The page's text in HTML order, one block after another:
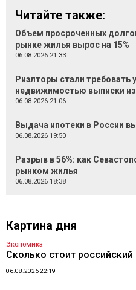
Читайте также:
Объем просроченных
рынке жилья вырос на 15%
06.08.2026 21:33
Риэлторы стали требовать
недвижимостью выписки из
06.08.2026 21:06
Выдача ипотеки в России
06.08.2026 19:50
Разрыв в 56%: как
рынком жилья
06.08.2026 18:38
Картина дня
Экономика
Сколько стоит
06.08.2026 22:19